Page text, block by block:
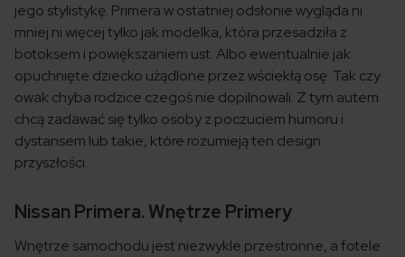
jego stylistykę. Primera w ostatniej odsłonie wygląda ni
mniej ni więcej tylko jak modelka, która przesadziła z
botoksem i powiększaniem ust. Albo ewentualnie jak
opuchnięte dziecko użądlone przez wściekłą osę. Tak czy
owak chyba rodzice czegoś nie dopilnowali. Z tym autem
chcą zadawać się tylko osoby z poczuciem humoru i
dystansem lub takie, które rozumieją ten design
przyszłości.
Nissan Primera. Wnętrze Primery
Wnętrze samochodu jest niezwykle przestronne, a fotele